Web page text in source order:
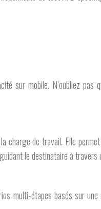
mobile. N’oubliez pas
charge de travail. Elle
le destinataire à
multi-étapes basés sur